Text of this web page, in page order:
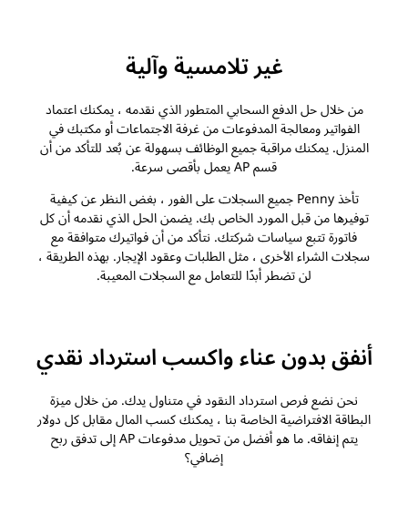
غير تلامسية وآلية
من خلال حل الدفع السحابي المتطور الذي نقدمه ، يمكنك اعتماد
الفواتير ومعالجة المدفوعات من غرفة الاجتماعات أو مكتبك في
المنزل. يمكنك مراقبة جميع الوظائف بسهولة عن بُعد للتأكد من أن
قسم AP يعمل بأقصى سرعة.
تأخذ Penny جميع السجلات على الفور ، بغض النظر عن كيفية
توفيرها من قبل المورد الخاص بك. يضمن الحل الذي نقدمه أن كل
فاتورة تتبع سياسات شركتك. نتأكد من أن فواتيرك متوافقة مع
سجلات الشراء الأخرى ، مثل الطلبات وعقود الإيجار. بهذه الطريقة ،
لن تضطر أبدًا للتعامل مع السجلات المعيبة.
أنفق بدون عناء واكسب استرداد نقدي
نحن نضع فرص استرداد النقود في متناول يدك. من خلال ميزة
البطاقة الافتراضية الخاصة بنا ، يمكنك كسب المال مقابل كل دولار
يتم إنفاقه. ما هو أفضل من تحويل مدفوعات AP إلى تدفق ربح
إضافي؟